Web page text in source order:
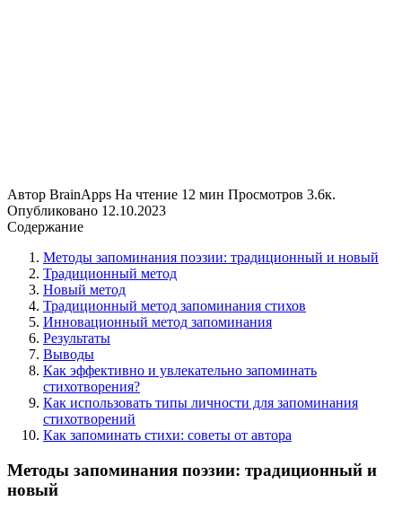
Автор BrainApps На чтение 12 мин Просмотров 3.6к.
Опубликовано 12.10.2023
Содержание
Методы запоминания поэзии: традиционный и новый
Традиционный метод
Новый метод
Традиционный метод запоминания стихов
Инновационный метод запоминания
Результаты
Выводы
Как эффективно и увлекательно запоминать
стихотворения?
Как использовать типы личности для запоминания
стихотворений
Как запоминать стихи: советы от автора
Методы запоминания поэзии: традиционный и
новый